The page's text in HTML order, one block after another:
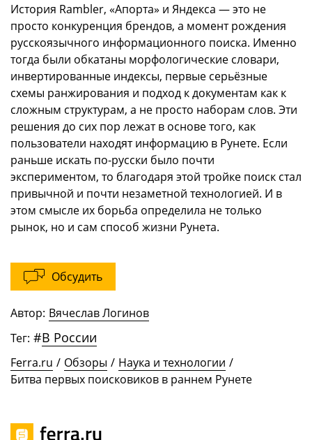
История Rambler, «Апорта» и Яндекса — это не
просто конкуренция брендов, а момент рождения
русскоязычного информационного поиска. Именно
тогда были обкатаны морфологические словари,
инвертированные индексы, первые серьёзные
схемы ранжирования и подход к документам как к
сложным структурам, а не просто наборам слов. Эти
решения до сих пор лежат в основе того, как
пользователи находят информацию в Рунете. Если
раньше искать по-русски было почти
экспериментом, то благодаря этой тройке поиск стал
привычной и почти незаметной технологией. И в
этом смысле их борьба определила не только
рынок, но и сам способ жизни Рунета.
Обсудить
Автор: Вячеслав Логинов
Тег: #В России
Ferra.ru / Обзоры / Наука и технологии /
Битва первых поисковиков в раннем Рунете